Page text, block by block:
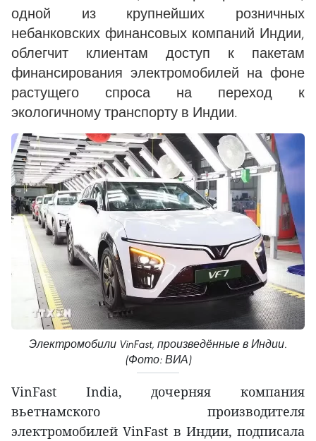
одной из крупнейших розничных
небанковских финансовых компаний Индии,
облегчит клиентам доступ к пакетам
финансирования электромобилей на фоне
растущего спроса на переход к
экологичному транспорту в Индии.
Электромобили VinFast, произведённые в Индии.
(Фото: ВИА)
VinFast India, дочерняя компания
вьетнамского производителя
электромобилей VinFast в Индии, подписала